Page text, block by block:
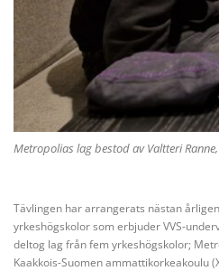
Metropolias lag bestod av Valtteri
Tävlingen har arrangerats nästan
yrkeshögskolor som erbjuder VVS-
deltog lag från fem yrkeshögskolor;
Kaakkois-Suomen ammattikorkeakoulu